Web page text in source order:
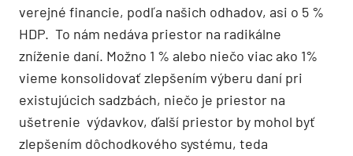
verejné financie, podľa našich odhadov, asi o 5 %
HDP. To nám nedáva priestor na radikálne
zníženie daní. Možno 1 % alebo niečo viac ako 1%
vieme konsolidovať zlepšením výberu daní pri
existujúcich sadzbách, niečo je priestor na
ušetrenie výdavkov, ďalší priestor by mohol byť
zlepšením dôchodkového systému, teda